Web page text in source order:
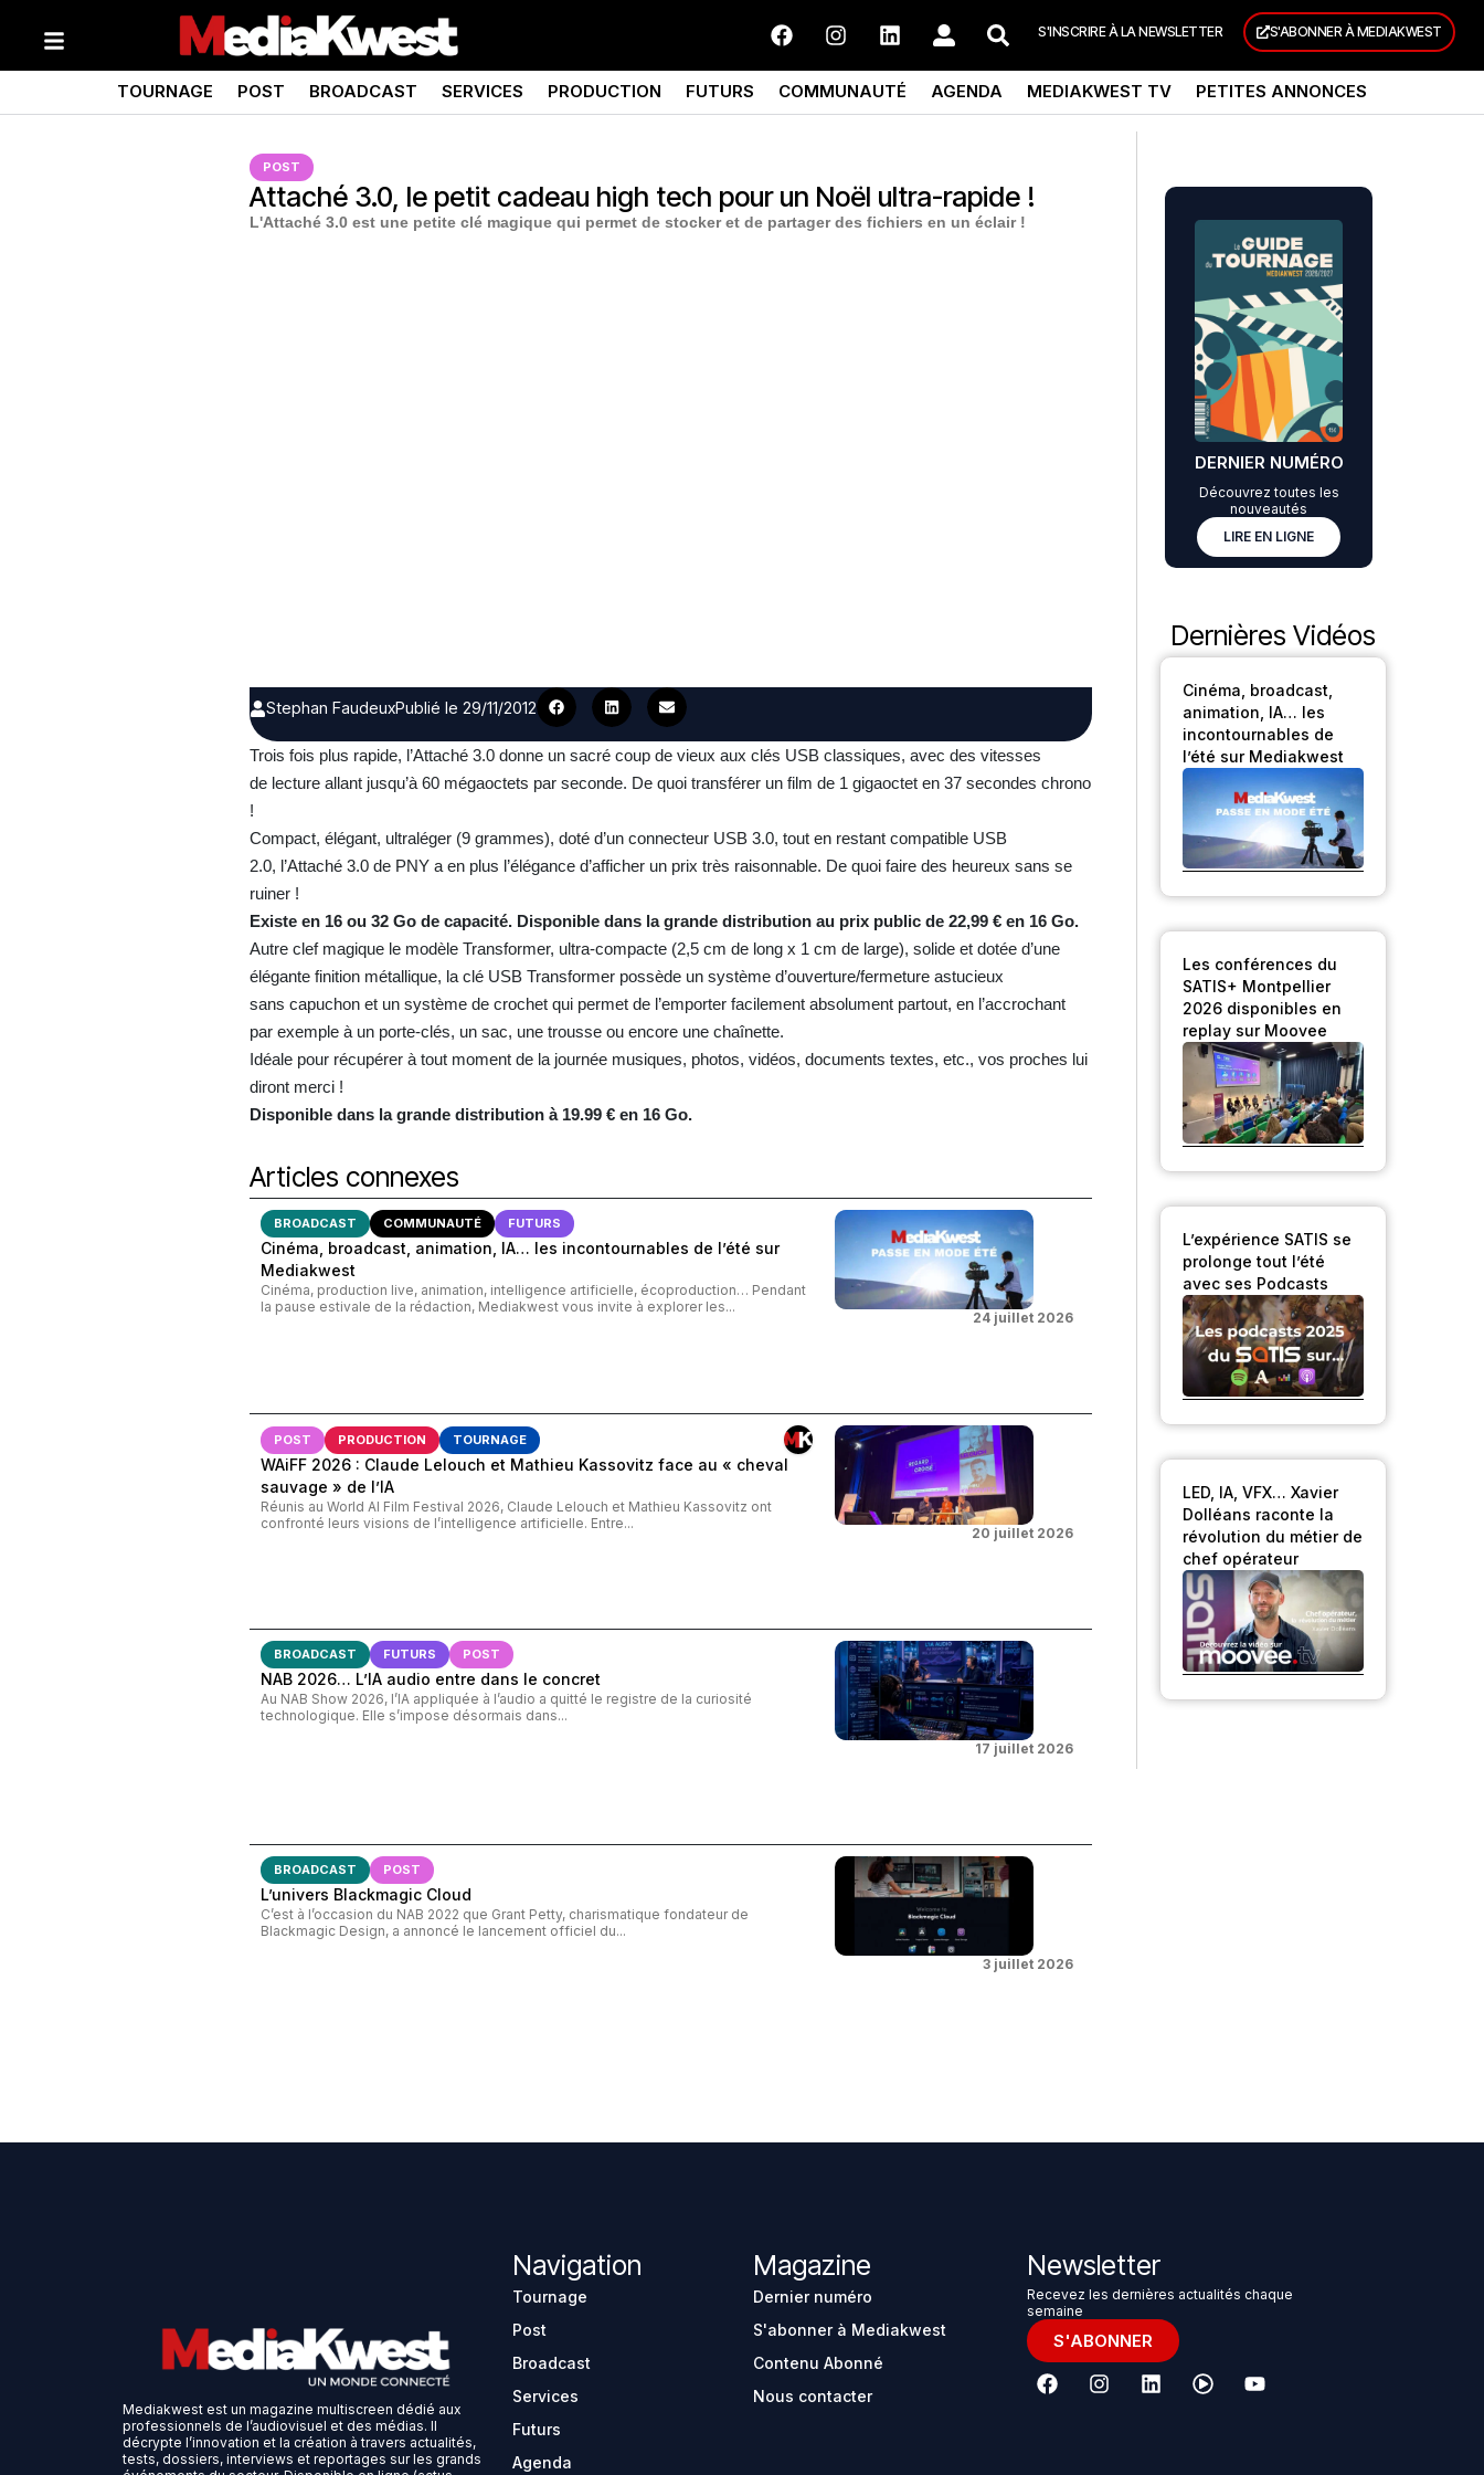
S'INSCRIRE À LA NEWSLETTER S'ABONNER À MEDIAKWEST
TOURNAGE POST BROADCAST SERVICES PRODUCTION FUTURS COMMUNAUTÉ AGENDA MEDIAKWEST TV PETITES ANNONCES
POST
Attaché 3.0, le petit cadeau high tech pour un Noël ultra-rapide !
L'Attaché 3.0 est une petite clé magique qui permet de stocker et de partager des fichiers en un éclair !
Stephan FaudeuxPublié le 29/11/2012
Trois fois plus rapide, l’Attaché 3.0 donne un sacré coup de vieux aux clés USB classiques, avec des vitesses
de lecture allant jusqu’à 60 mégaoctets par seconde. De quoi transférer un film de 1 gigaoctet en 37 secondes chrono
!
Compact, élégant, ultraléger (9 grammes), doté d’un connecteur USB 3.0, tout en restant compatible USB
2.0, l’Attaché 3.0 de PNY a en plus l’élégance d’afficher un prix très raisonnable. De quoi faire des heureux sans se
ruiner !
Existe en 16 ou 32 Go de capacité. Disponible dans la grande distribution au prix public de 22,99 € en 16 Go.
Autre clef magique le modèle Transformer, ultra-compacte (2,5 cm de long x 1 cm de large), solide et dotée d’une
élégante finition métallique, la clé USB Transformer possède un système d’ouverture/fermeture astucieux
sans capuchon et un système de crochet qui permet de l’emporter facilement absolument partout, en l’accrochant
par exemple à un porte-clés, un sac, une trousse ou encore une chaînette.
Idéale pour récupérer à tout moment de la journée musiques, photos, vidéos, documents textes, etc., vos proches lui
diront merci !
Disponible dans la grande distribution à 19.99 € en 16 Go.
Articles connexes
BROADCAST COMMUNAUTÉ FUTURS
Cinéma, broadcast, animation, IA… les incontournables de l’été sur
Mediakwest
Cinéma, production live, animation, intelligence artificielle, écoproduction… Pendant
la pause estivale de la rédaction, Mediakwest vous invite à explorer les...
24 juillet 2026
POST PRODUCTION TOURNAGE
WAiFF 2026 : Claude Lelouch et Mathieu Kassovitz face au « cheval
sauvage » de l’IA
Réunis au World AI Film Festival 2026, Claude Lelouch et Mathieu Kassovitz ont
confronté leurs visions de l’intelligence artificielle. Entre...
20 juillet 2026
BROADCAST FUTURS POST
NAB 2026… L’IA audio entre dans le concret
Au NAB Show 2026, l’IA appliquée à l’audio a quitté le registre de la curiosité
technologique. Elle s’impose désormais dans...
17 juillet 2026
BROADCAST POST
L’univers Blackmagic Cloud
C’est à l’occasion du NAB 2022 que Grant Petty, charismatique fondateur de
Blackmagic Design, a annoncé le lancement officiel du...
3 juillet 2026
DERNIER NUMÉRO
Découvrez toutes les
nouveautés
LIRE EN LIGNE
Dernières Vidéos
Cinéma, broadcast,
animation, IA… les
incontournables de
l’été sur Mediakwest
Les conférences du
SATIS+ Montpellier
2026 disponibles en
replay sur Moovee
L’expérience SATIS se
prolonge tout l’été
avec ses Podcasts
LED, IA, VFX… Xavier
Dolléans raconte la
révolution du métier de
chef opérateur
Mediakwest est un magazine multiscreen dédié aux
professionnels de l’audiovisuel et des médias. Il
décrypte l’innovation et la création à travers actualités,
tests, dossiers, interviews et reportages sur les grands
Navigation
Tournage
Post
Broadcast
Services
Futurs
Agenda
Magazine
Dernier numéro
S'abonner à Mediakwest
Contenu Abonné
Nous contacter
Newsletter
Recevez les dernières actualités chaque
semaine
S'ABONNER